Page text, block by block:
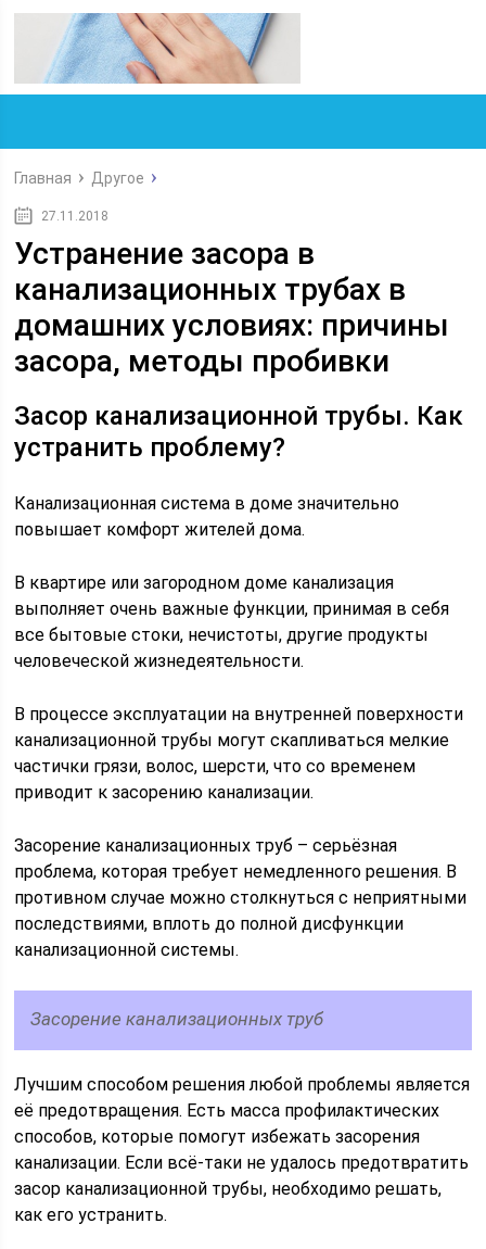
Главная Другое
27.11.2018
Устранение засора в
канализационных трубах в
домашних условиях: причины
засора, методы пробивки
Засор канализационной трубы. Как
устранить проблему?
Канализационная система в доме значительно
повышает комфорт жителей дома.
В квартире или загородном доме канализация
выполняет очень важные функции, принимая в себя
все бытовые стоки, нечистоты, другие продукты
человеческой жизнедеятельности.
В процессе эксплуатации на внутренней поверхности
канализационной трубы могут скапливаться мелкие
частички грязи, волос, шерсти, что со временем
приводит к засорению канализации.
Засорение канализационных труб – серьёзная
проблема, которая требует немедленного решения. В
противном случае можно столкнуться с неприятными
последствиями, вплоть до полной дисфункции
канализационной системы.
Засорение канализационных труб
Лучшим способом решения любой проблемы является
её предотвращения. Есть масса профилактических
способов, которые помогут избежать засорения
канализации. Если всё-таки не удалось предотвратить
засор канализационной трубы, необходимо решать,
как его устранить.